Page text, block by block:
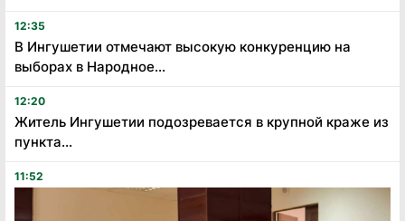
12:35
В Ингушетии отмечают высокую конкуренцию на
выборах в Народное...
12:20
Житель Ингушетии подозревается в крупной краже из
пункта...
11:52